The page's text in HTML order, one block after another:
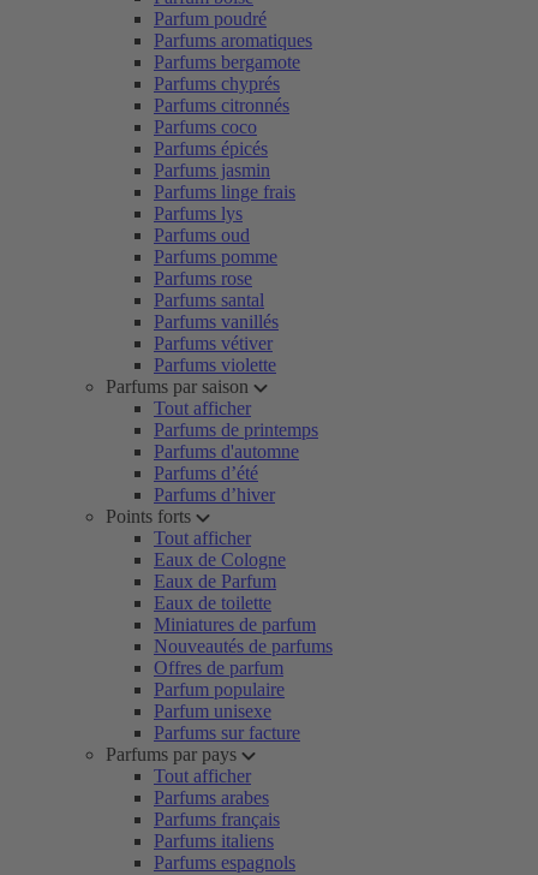
Parfum poudré
Parfums aromatiques
Parfums bergamote
Parfums chyprés
Parfums citronnés
Parfums coco
Parfums épicés
Parfums jasmin
Parfums linge frais
Parfums lys
Parfums oud
Parfums pomme
Parfums rose
Parfums santal
Parfums vanillés
Parfums vétiver
Parfums violette
Parfums par saison
Tout afficher
Parfums de printemps
Parfums d'automne
Parfums d’été
Parfums d’hiver
Points forts
Tout afficher
Eaux de Cologne
Eaux de Parfum
Eaux de toilette
Miniatures de parfum
Nouveautés de parfums
Offres de parfum
Parfum populaire
Parfum unisexe
Parfums sur facture
Parfums par pays
Tout afficher
Parfums arabes
Parfums français
Parfums italiens
Parfums espagnols